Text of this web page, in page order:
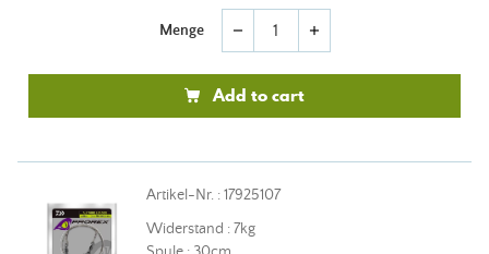
Menge remove add
Add to cart
Artikel-Nr. : 17925107
Widerstand : 7kg